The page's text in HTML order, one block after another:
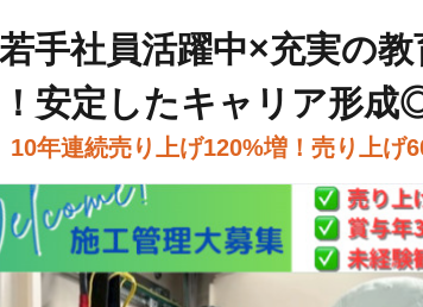
若手社員活躍中×充実の
安定したキャリア形成
10年連続売り上げ120%増！売り上げ